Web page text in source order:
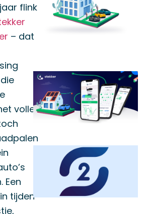
flink
– dat
volle
Een
tijden